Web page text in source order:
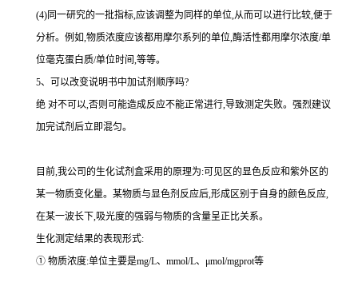
(4)同一研究的一批指标,应该调整为同样的单位,从而可以进行比较,便于
分析。例如,物质浓度应该都用摩尔系列的单位,酶活性都用摩尔浓度/单
位毫克蛋白质/单位时间,等等。
5、可以改变说明书中加试剂顺序吗?
绝 对不可以,否则可能造成反应不能正常进行,导致测定失败。强烈建议
加完试剂后立即混匀。
目前,我公司的生化试剂盒采用的原理为:可见区的显色反应和紫外区的
某一物质变化量。某物质与显色剂反应后,形成区别于自身的颜色反应,
在某一波长下,吸光度的强弱与物质的含量呈正比关系。
生化测定结果的表现形式:
① 物质浓度:单位主要是mg/L、mmol/L、μmol/mgprot等